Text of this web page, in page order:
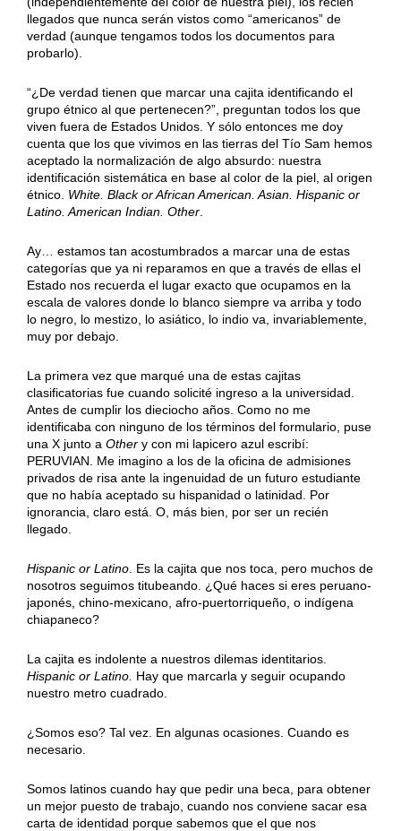
llegados que nunca serán vistos como “americanos” de
verdad (aunque tengamos todos los documentos para
probarlo).
“¿De verdad tienen que marcar una cajita identificando el
grupo étnico al que pertenecen?”, preguntan todos los que
viven fuera de Estados Unidos. Y sólo entonces me doy
cuenta que los que vivimos en las tierras del Tío Sam hemos
aceptado la normalización de algo absurdo: nuestra
identificación sistemática en base al color de la piel, al origen
étnico. White. Black or African American. Asian. Hispanic or
Latino. American Indian. Other.
Ay… estamos tan acostumbrados a marcar una de estas
categorías que ya ni reparamos en que a través de ellas el
Estado nos recuerda el lugar exacto que ocupamos en la
escala de valores donde lo blanco siempre va arriba y todo
lo negro, lo mestizo, lo asiático, lo indio va, invariablemente,
muy por debajo.
La primera vez que marqué una de estas cajitas
clasificatorias fue cuando solicité ingreso a la universidad.
Antes de cumplir los dieciocho años. Como no me
identificaba con ninguno de los términos del formulario, puse
una X junto a Othery con mi lapicero azul escribí:
PERUVIAN. Me imagino a los de la oficina de admisiones
privados de risa ante la ingenuidad de un futuro estudiante
que no había aceptado su hispanidad o latinidad. Por
ignorancia, claro está. O, más bien, por ser un recién
llegado.
Hispanic or Latino. Es la cajita que nos toca, pero muchos de
nosotros seguimos titubeando. ¿Qué haces si eres peruano-
japonés, chino-mexicano, afro-puertorriqueño, o indígena
chiapaneco?
La cajita es indolente a nuestros dilemas identitarios.
Hispanic or Latino. Hay que marcarla y seguir ocupando
nuestro metro cuadrado.
¿Somos eso? Tal vez. En algunas ocasiones. Cuando es
necesario.
Somos latinos cuando hay que pedir una beca, para obtener
un mejor puesto de trabajo, cuando nos conviene sacar esa
carta de identidad porque sabemos que el que nos